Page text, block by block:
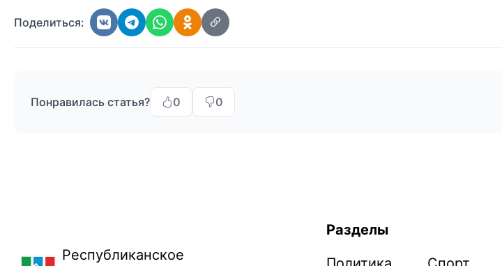
Поделиться:
Понравилась статья? 0 0
Республиканское
Разделы